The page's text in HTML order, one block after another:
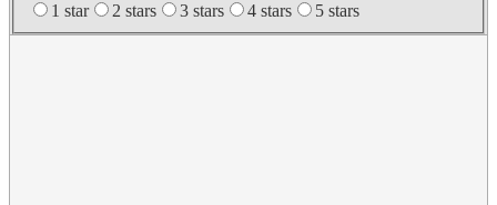
1 star
2 stars 3 stars 4 stars 5 stars